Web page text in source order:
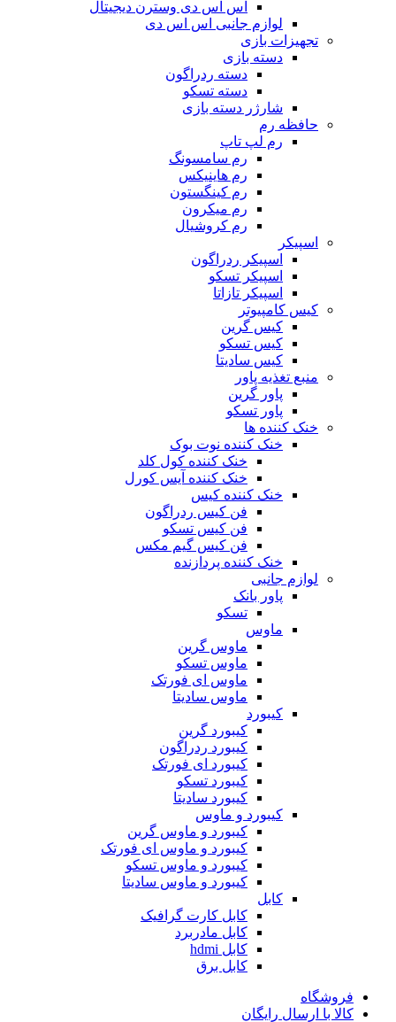
اس اس دی وسترن دیجیتال
لوازم جانبی اس اس دی
تجهیزات بازی
دسته بازی
دسته ردراگون
دسته تسکو
شارژر دسته بازی
حافظه رم
رم لپ تاپ
رم سامسونگ
رم هاینیکس
رم کینگستون
رم میکرون
رم کروشیال
اسپیکر
اسپیکر ردراگون
اسپیکر تسکو
اسپیکر تازاتا
کیس کامپیوتر
کیس گرین
کیس تسکو
کیس سادیتا
منبع تغذیه‌ پاور
پاور گرین
پاور تسکو
خنک کننده ها
خنک کننده نوت بوک
خنک کننده کول کلد
خنک کننده آیس کورل
خنک کننده کیس
فن کیس ردراگون
فن کیس تسکو
فن کیس گیم مکس
خنک کننده پردازنده
لوازم جانبی
پاور بانک
تسکو
ماوس
ماوس گرین
ماوس تسکو
ماوس ای فورتک
ماوس سادیتا
کیبورد
کیبورد گرین
کیبورد ردراگون
کیبورد ای فورتک
کیبورد تسکو
کیبورد سادیتا
کیبورد و ماوس
کیبورد و ماوس گرین
کیبورد و ماوس ای فورتک
کیبورد و ماوس تسکو
کیبورد و ماوس سادیتا
کابل
کابل کارت گرافیک
کابل مادربرد
کابل hdmi
کابل برق
فروشگاه
کالا با ارسال رایگان